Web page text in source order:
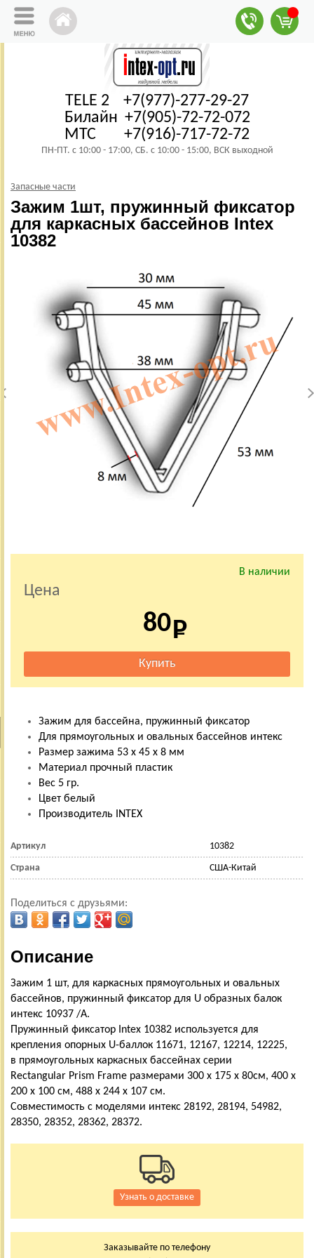
TELE 2 +7(977)-277-29-27
Билайн +7(905)-72-72-072
МТС +7(916)-717-72-72
ПН-ПТ. с 10:00 - 17:00, СБ. с 10:00 - 15:00, ВСК выходной
Запасные части
Зажим 1шт, пружинный фиксатор
для каркасных бассейнов Intex
10382
В наличии
Цена
80
Зажим для бассейна, пружинный фиксатор
Для прямоугольных и овальных бассейнов интекс
Размер зажима 53 х 45 х 8 мм
Материал прочный пластик
Вес 5 гр.
Цвет белый
Производитель INTEX
Артикул 10382
Страна США-Китай
Поделиться с друзьями:
Описание
Зажим 1 шт, для каркасных прямоугольных и овальных
бассейнов, пружинный фиксатор для U образных балок
интекс 10937 /А.
Пружинный фиксатор Intex 10382 используется для
крепления опорных U-баллок 11671, 12167, 12214, 12225,
в прямоугольных каркасных бассейнах серии
Rectangular Prism Frame размерами 300 х 175 х 80см, 400 х
200 х 100 см, 488 х 244 х 107 см.
Совместимость с моделями интекс 28192, 28194, 54982,
28350, 28352, 28362, 28372.
Узнать о доставке
Заказывайте по телефону